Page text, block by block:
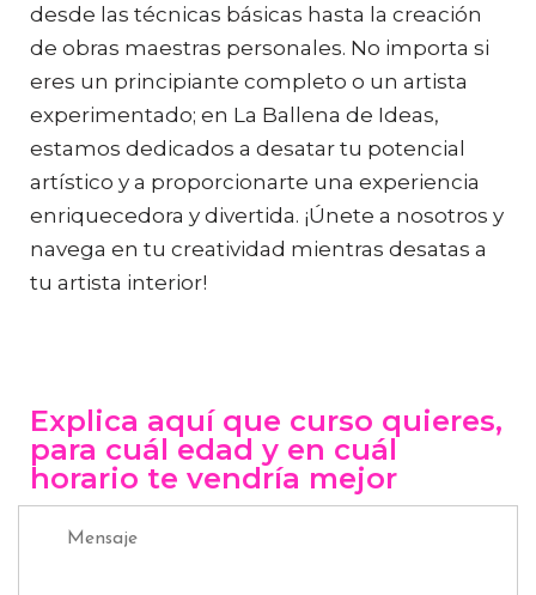
desde las técnicas básicas hasta la creación
de obras maestras personales. No importa si
eres un principiante completo o un artista
experimentado; en La Ballena de Ideas,
estamos dedicados a desatar tu potencial
artístico y a proporcionarte una experiencia
enriquecedora y divertida. ¡Únete a nosotros y
navega en tu creatividad mientras desatas a
tu artista interior!
Explica aquí que curso quieres,
para cuál edad y en cuál
horario te vendría mejor